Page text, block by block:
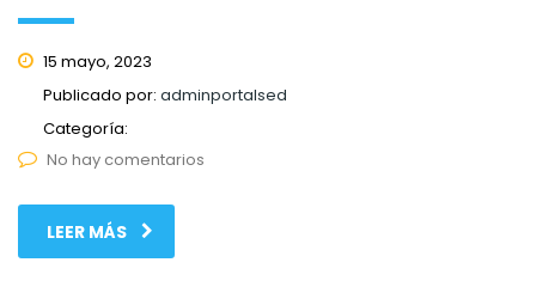
15 mayo, 2023
Publicado por: adminportalsed
Categoría:
No hay comentarios
LEER MÁS